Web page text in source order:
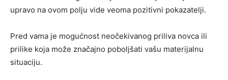
upravo na ovom polju vide veoma pozitivni pokazatelji.
Pred vama je mogućnost neočekivanog priliva novca ili
prilike koja može značajno poboljšati vašu materijalnu
situaciju.